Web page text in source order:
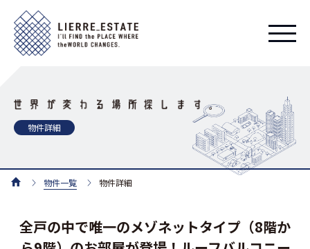
物件詳細
物件一覧 物件詳細
全戸の中で唯一のメゾネットタイプ（8階か